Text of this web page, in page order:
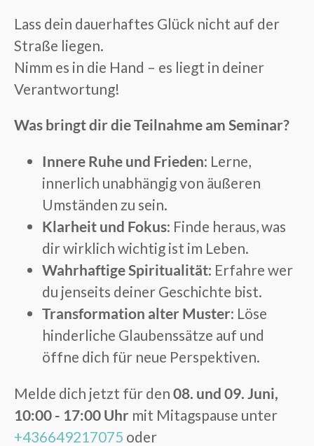
Lass dein dauerhaftes Glück nicht auf der
Straße liegen.
Nimm es in die Hand – es liegt in deiner
Verantwortung!
Was bringt dir die Teilnahme am Seminar?
Innere Ruhe und Frieden: Lerne,
innerlich unabhängig von äußeren
Umständen zu sein.
Klarheit und Fokus: Finde heraus, was
dir wirklich wichtig ist im Leben.
Wahrhaftige Spiritualität: Erfahre wer
du jenseits deiner Geschichte bist.
Transformation alter Muster: Löse
hinderliche Glaubenssätze auf und
öffne dich für neue Perspektiven.
Melde dich jetzt für den 08. und 09. Juni,
10:00 - 17:00 Uhr mit Mitagspause unter
+436649217075 oder